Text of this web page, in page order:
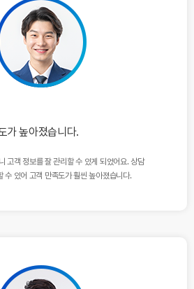
가 높아졌습니다.
고객 정보를 잘 관리할 수 있게 되었어요. 상담
수 있어 고객 만족도가 훨씬 높아졌습니다.